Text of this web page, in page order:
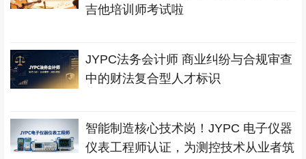
吉他培训师考试啦
JYPC法务会计师 商业纠纷与合规审查
中的财法复合型人才标识
智能制造核心技术岗！JYPC 电子仪器
仪表工程师认证，为测控技术从业者筑